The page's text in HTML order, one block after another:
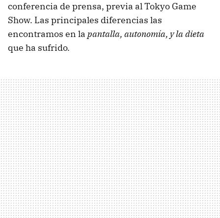
conferencia de prensa, previa al Tokyo Game
Show. Las principales diferencias las
encontramos en la pantalla, autonomía, y la dieta
que ha sufrido.